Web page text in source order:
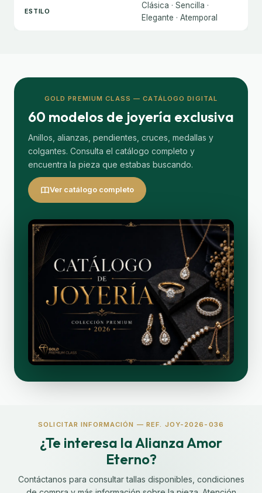
ESTILO
Clásica · Sencilla ·
Elegante · Atemporal
GOLD PREMIUM CLASS — CATÁLOGO DIGITAL
60 modelos de joyería exclusiva
Anillos, alianzas, pendientes, cruces, medallas y
colgantes. Consulta el catálogo completo y
encuentra la pieza que estabas buscando.
Ver catálogo completo
SOLICITAR INFORMACIÓN — REF. JOY-2026-036
¿Te interesa la Alianza Amor
Eterno?
Contáctanos para consultar tallas disponibles, condiciones